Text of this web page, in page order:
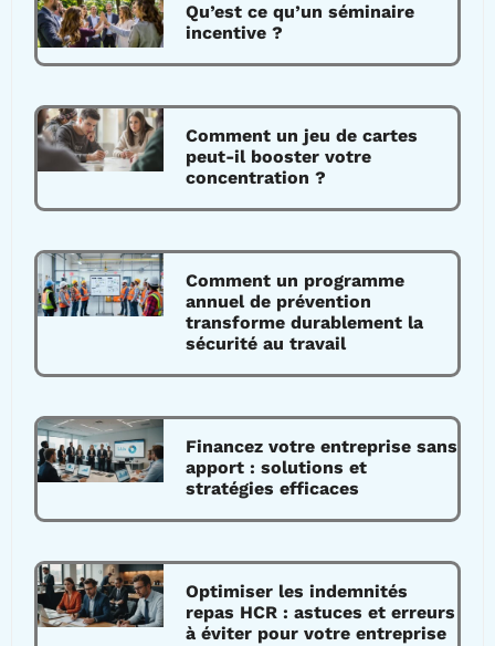
Qu’est ce qu’un séminaire
incentive ?
Comment un jeu de cartes
peut-il booster votre
concentration ?
Comment un programme
annuel de prévention
transforme durablement la
sécurité au travail
Financez votre entreprise sans
apport : solutions et
stratégies efficaces
Optimiser les indemnités
repas HCR : astuces et erreurs
à éviter pour votre entreprise